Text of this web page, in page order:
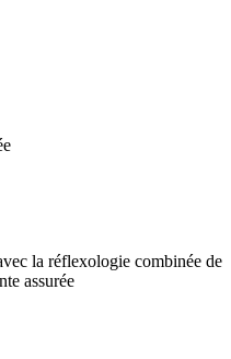
la réflexologie combinée de
assurée